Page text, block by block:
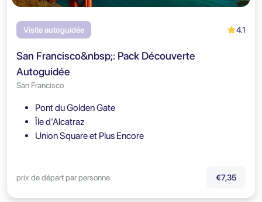
Visite autoguidée 4.1
San Francisco&nbsp;: Pack Découverte
Autoguidée
San Francisco
Pont du Golden Gate
Île d'Alcatraz
Union Square et Plus Encore
prix de départ par personne €7,35